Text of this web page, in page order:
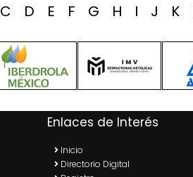
C D E F G H I J K
Enlaces de Interés
Inicio
Directorio Digital